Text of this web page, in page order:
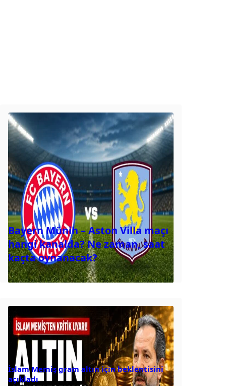
Bayern Münih – Aston Villa maçı
hangi kanalda? Ne zaman, saat
kaçta oynanacak?
İslam Memiş gram altın için beklentisini
açıkladı